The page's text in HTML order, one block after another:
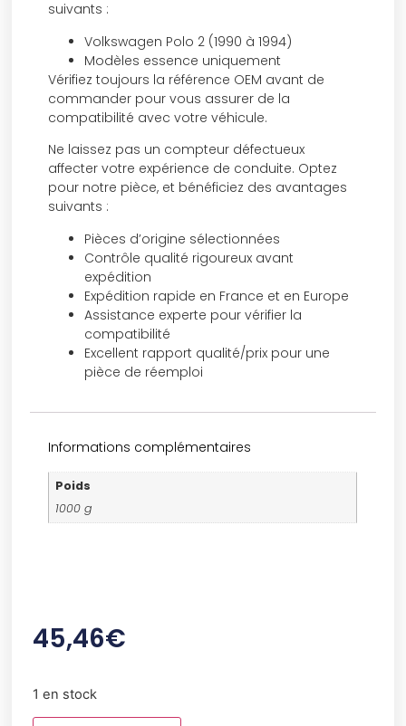
suivants :
Volkswagen Polo 2 (1990 à 1994)
Modèles essence uniquement
Vérifiez toujours la référence OEM avant de
commander pour vous assurer de la
compatibilité avec votre véhicule.
Ne laissez pas un compteur défectueux
affecter votre expérience de conduite. Optez
pour notre pièce, et bénéficiez des avantages
suivants :
Pièces d’origine sélectionnées
Contrôle qualité rigoureux avant
expédition
Expédition rapide en France et en Europe
Assistance experte pour vérifier la
compatibilité
Excellent rapport qualité/prix pour une
pièce de réemploi
Informations complémentaires
Poids
1000 g
45,46€
1 en stock